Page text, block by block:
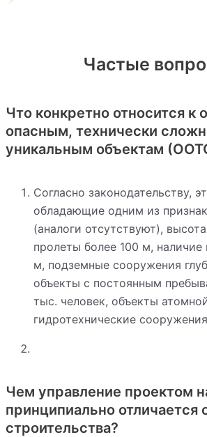
Частые
Что конкретно относится к
опасным, технически
уникальным объектам
Согласно законодательству,
обладающие одним из
(аналоги отсутствуют),
пролеты более 100 м, наличие
м, подземные сооружения
объекты с постоянным
тыс. человек, объекты
гидротехнические
Чем управление проектом
принципиально отличается
строительства?